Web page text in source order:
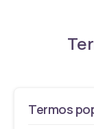
Termos